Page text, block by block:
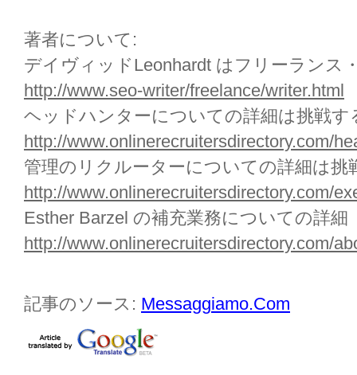
著者について:
デイヴィッドLeonhardt はフリーランス
http://www.seo-writer/freelance/writer.html
ヘッドハンターについての詳細は挑戦す
http://www.onlinerecruitersdirectory.com/
管理のリクルーターについての詳細は挑
http://www.onlinerecruitersdirectory.com/
Esther Barzel の補充業務についての詳細
http://www.onlinerecruitersdirectory.com/
記事のソース: Messaggiamo.Com